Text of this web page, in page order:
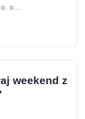
o....
weekend z